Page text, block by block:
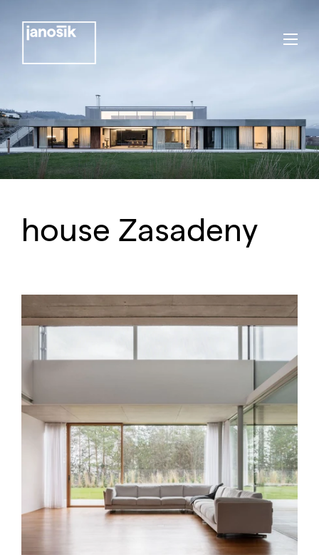
house Zasadeny